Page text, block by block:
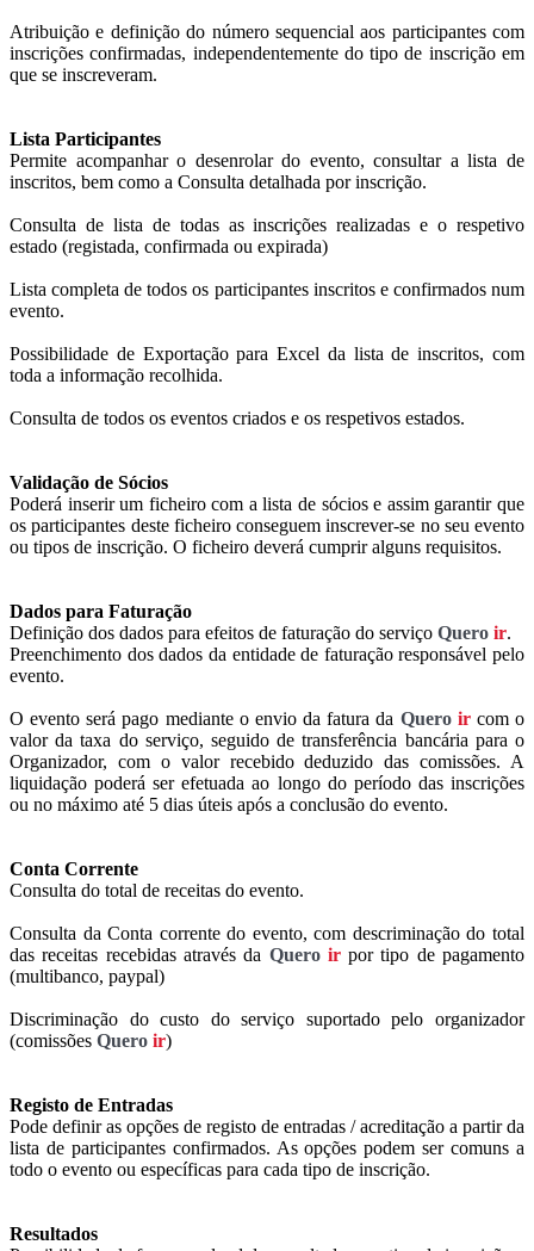
Atribuição e definição do número sequencial aos participantes com
inscrições confirmadas, independentemente do tipo de inscrição em
que se inscreveram.
Lista Participantes
Permite acompanhar o desenrolar do evento, consultar a lista de
inscritos, bem como a Consulta detalhada por inscrição.
Consulta de lista de todas as inscrições realizadas e o respetivo
estado (registada, confirmada ou expirada)
Lista completa de todos os participantes inscritos e confirmados num
evento.
Possibilidade de Exportação para Excel da lista de inscritos, com
toda a informação recolhida.
Consulta de todos os eventos criados e os respetivos estados.
Validação de Sócios
Poderá inserir um ficheiro com a lista de sócios e assim garantir que
os participantes deste ficheiro conseguem inscrever-se no seu evento
ou tipos de inscrição. O ficheiro deverá cumprir alguns requisitos.
Dados para Faturação
Definição dos dados para efeitos de faturação do serviço Quero ir.
Preenchimento dos dados da entidade de faturação responsável pelo
evento.
O evento será pago mediante o envio da fatura da Queroircom o
valor da taxa do serviço, seguido de transferência bancária para o
Organizador, com o valor recebido deduzido das comissões. A
liquidação poderá ser efetuada ao longo do período das inscrições
ou no máximo até 5 dias úteis após a conclusão do evento.
Conta Corrente
Consulta do total de receitas do evento.
Consulta da Conta corrente do evento, com descriminação do total
das receitas recebidas através da Queroirpor tipo de pagamento
(multibanco, paypal)
Discriminação do custo do serviço suportado pelo organizador
(comissões Quero ir)
Registo de Entradas
Pode definir as opções de registo de entradas / acreditação a partir da
lista de participantes confirmados. As opções podem ser comuns a
todo o evento ou específicas para cada tipo de inscrição.
Resultados